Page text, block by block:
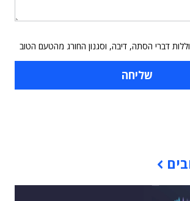
דברי הסתה, דיבה, וסגנון החורג מהטעם הטוב